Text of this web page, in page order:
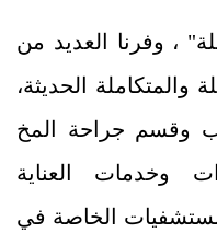
، وفرنا العديد من
والمتكاملة الحديثة،
وقسم جراحة المخ
وخدمات العناية
الخاصة في